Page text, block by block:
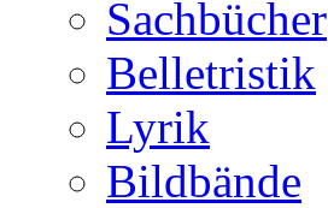
Sachbücher
Belletristik
Lyrik
Bildbände